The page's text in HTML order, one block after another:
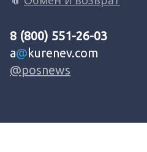
8 (800) 551-26-03
a@ kurenev.com
@posnews